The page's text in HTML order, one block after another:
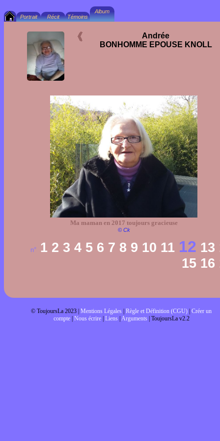
Andrée
BONHOMME EPOUSE KNOLL
Ma maman en 2017 toujours gracieuse
© Ck
n° 1 2 3 4 5 6 7 8 9 10 11 12 13
15 16
© ToujoursLa 2023 | Mentions Légales Règle et Définition (CGU) Créer un
compte| Nous écrire| Liens| Arguments| ToujoursLa v2.2